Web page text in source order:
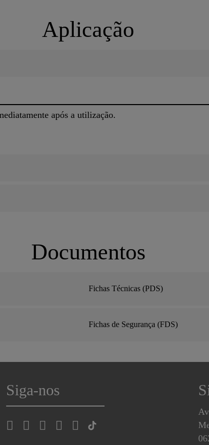
Aplicação
após a utilização.
Documentos
Fichas Técnicas (PDS)
Fichas de Segurança (FDS)
Siga-nos